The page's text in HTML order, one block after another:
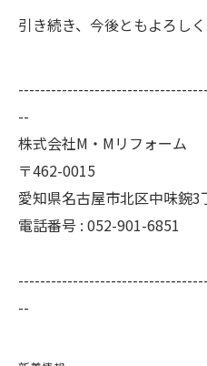
引き続き、今後ともよろし
--
株式会社M・Mリフォーム
〒462-0015
愛知県名古屋市北区中味鋺3
電話番号 : 052-901-6851
--